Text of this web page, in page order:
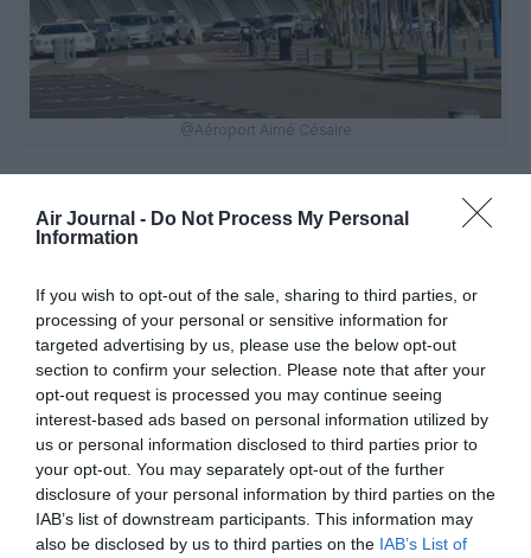
Air Journal - Do Not Process My Personal
Information
If you wish to opt-out of the sale, sharing to third parties, or
processing of your personal or sensitive information for
targeted advertising by us, please use the below opt-out
section to confirm your selection. Please note that after your
opt-out request is processed you may continue seeing
interest-based ads based on personal information utilized by
us or personal information disclosed to third parties prior to
your opt-out. You may separately opt-out of the further
disclosure of your personal information by third parties on the
IAB’s list of downstream participants. This information may
also be disclosed by us to third parties on the IAB’s List of
@Aéroport Aimé Césaire
Vous avez apprécié l’article ?
Soutenez-nous, faites un don !
NOUS SOUTENIR
PARTAGER L'ARTICLE